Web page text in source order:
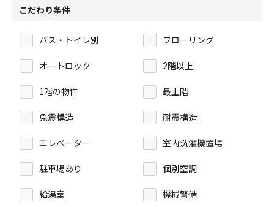
こだわり条件
バス・トイレ別 フローリング
オートロック 2階以上
1階の物件 最上階
免震構造 耐震構造
エレベーター 室内洗濯機置場
駐車場あり 個別空調
給湯室 機械警備